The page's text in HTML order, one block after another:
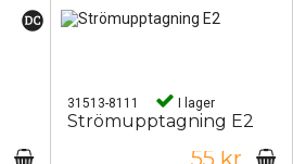
31513-8111 I lager
Strömupptagning E2
55 kr